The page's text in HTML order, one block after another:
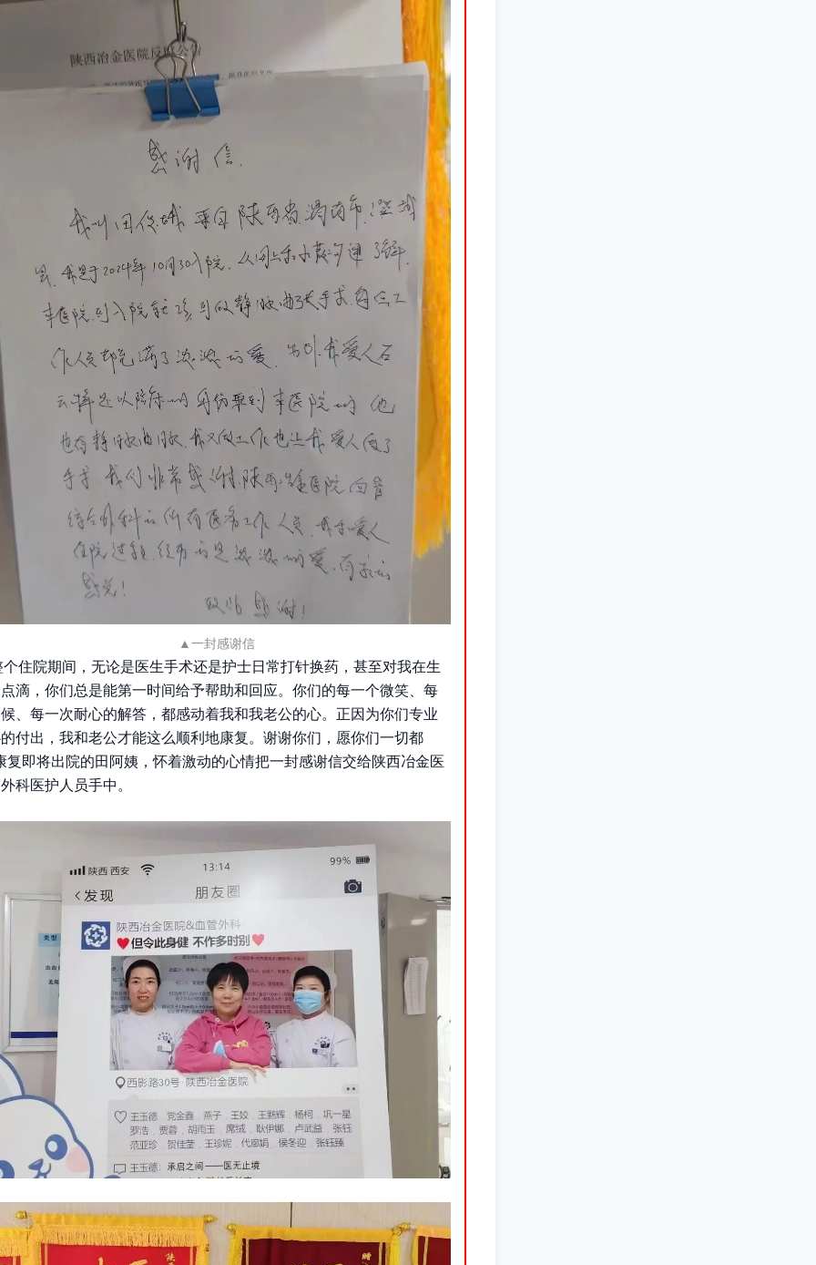
▲一封感谢信
个住院期间，无论是医生手术还是护士日常打针换药，甚至对我在生
滴，你们总是能第一时间给予帮助和回应。你们的每一个微笑、每
、每一次耐心的解答，都感动着我和我老公的心。正因为你们专业
付出，我和老公才能这么顺利地康复。谢谢你们，愿你们一切都
复即将出院的田阿姨，怀着激动的心情把一封感谢信交给陕西冶金医
科医护人员手中。